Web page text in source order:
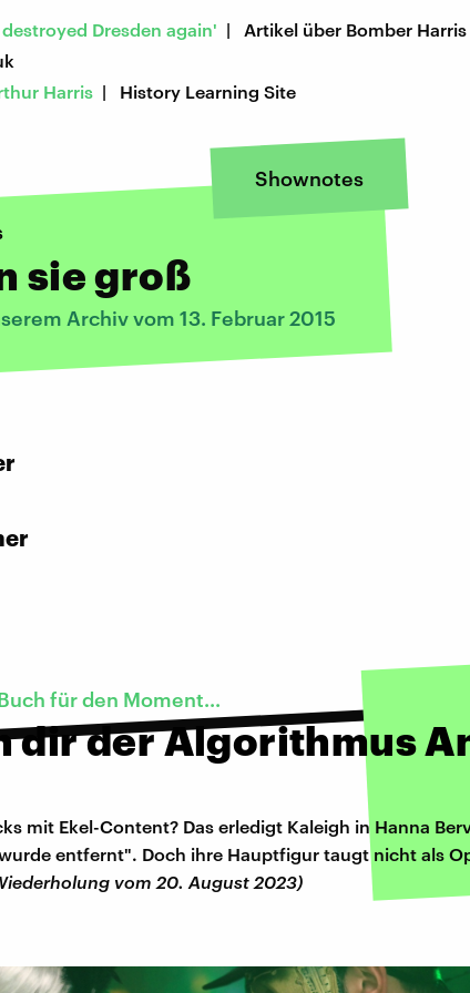
Dresden again' | Artikel über Bomber
Harris | History Learning Site
Shownotes
sie groß
Archiv vom 13. Februar 2015
für den Moment...
dir der Algorithmus
mit Ekel-Content? Das erledigt Kaleigh in Hanna
entfernt". Doch ihre Hauptfigur taugt nicht als
vom 20. August 2023)